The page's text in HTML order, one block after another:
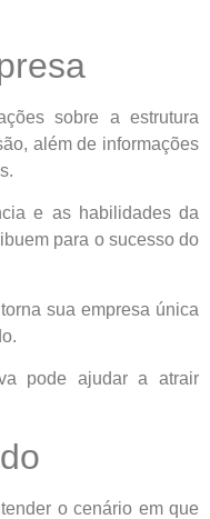
sobre a estrutura
além de informações
e as habilidades da
para o sucesso do
sua empresa única
pode ajudar a atrair
o cenário em que